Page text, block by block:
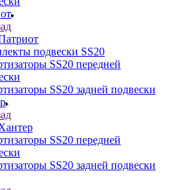
подвески SS20
SS20 передней
SS20 задней подвески
SS20 передней
SS20 задней подвески